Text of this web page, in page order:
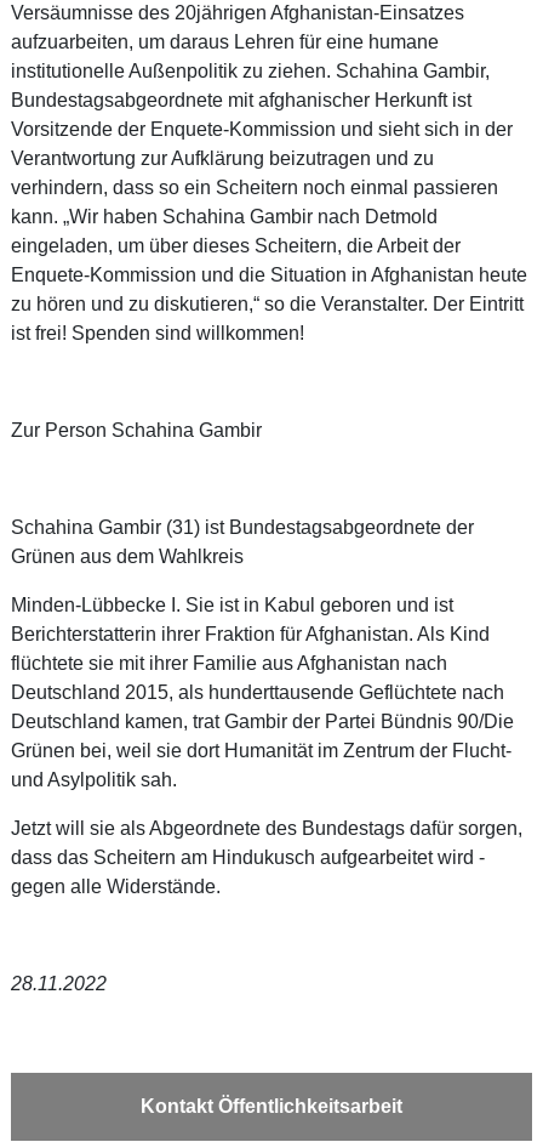
Versäumnisse des 20jährigen Afghanistan-Einsatzes
aufzuarbeiten, um daraus Lehren für eine humane
institutionelle Außenpolitik zu ziehen. Schahina Gambir,
Bundestagsabgeordnete mit afghanischer Herkunft ist
Vorsitzende der Enquete-Kommission und sieht sich in der
Verantwortung zur Aufklärung beizutragen und zu
verhindern, dass so ein Scheitern noch einmal passieren
kann. „Wir haben Schahina Gambir nach Detmold
eingeladen, um über dieses Scheitern, die Arbeit der
Enquete-Kommission und die Situation in Afghanistan heute
zu hören und zu diskutieren,“ so die Veranstalter. Der Eintritt
ist frei! Spenden sind willkommen!
Zur Person Schahina Gambir
Schahina Gambir (31) ist Bundestagsabgeordnete der
Grünen aus dem Wahlkreis
Minden-Lübbecke I. Sie ist in Kabul geboren und ist
Berichterstatterin ihrer Fraktion für Afghanistan. Als Kind
flüchtete sie mit ihrer Familie aus Afghanistan nach
Deutschland 2015, als hunderttausende Geflüchtete nach
Deutschland kamen, trat Gambir der Partei Bündnis 90/Die
Grünen bei, weil sie dort Humanität im Zentrum der Flucht-
und Asylpolitik sah.
Jetzt will sie als Abgeordnete des Bundestags dafür sorgen,
dass das Scheitern am Hindukusch aufgearbeitet wird -
gegen alle Widerstände.
28.11.2022
Kontakt Öffentlichkeitsarbeit